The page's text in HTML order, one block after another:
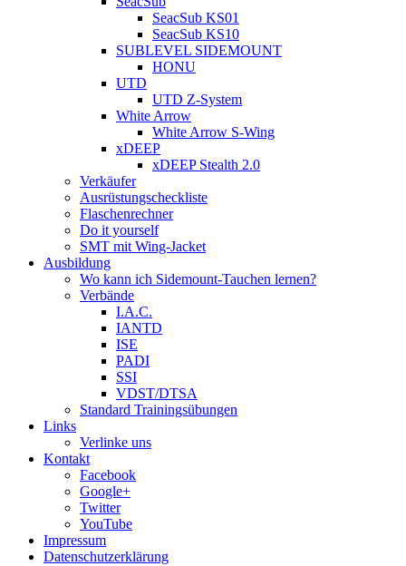
SeacSub KS01
SeacSub KS10
SUBLEVEL SIDEMOUNT
HONU
UTD
UTD Z-System
White Arrow
White Arrow S-Wing
xDEEP
xDEEP Stealth 2.0
Verkäufer
Ausrüstungscheckliste
Flaschenrechner
Do it yourself
SMT mit Wing-Jacket
Ausbildung
Wo kann ich Sidemount-Tauchen lernen?
Verbände
I.A.C.
IANTD
ISE
PADI
SSI
VDST/DTSA
Standard Trainingsübungen
Links
Verlinke uns
Kontakt
Facebook
Google+
Twitter
YouTube
Impressum
Datenschutzerklärung